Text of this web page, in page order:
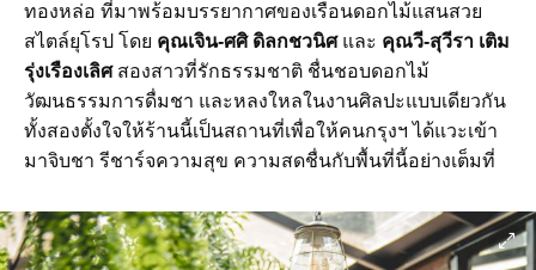
ทองหล่อ ที่มาพร้อมบรรยากาศของเรือนดอกไม้แสนสวย
สไตล์ยุโรป โดย คุณเจิน-ศศิ ดิลกชวนิศและ คุณวี-สุวีรา เติม
รุ่งเรืองเลิศสองสาวที่รักธรรมชาติ ชื่นชอบดอกไม้
วัฒนธรรมการดื่มชา และหลงใหลในงานศิลปะแบบเดียวกัน
ทั้งสองตั้งใจให้ร้านนี้เป็นสถานที่เพื่อให้คนกรุงฯ ได้แวะเข้า
มาจิบชา รีชาร์จความสุข ความสดชื่นกับพื้นที่นี้อย่างเต็มที่